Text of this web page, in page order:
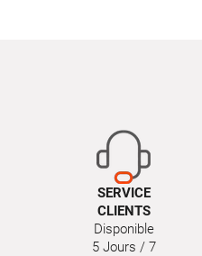
SERVICE
CLIENTS
Disponible
5 Jours / 7